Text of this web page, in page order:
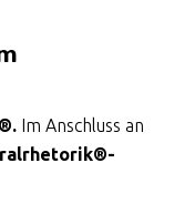
Im Anschluss an